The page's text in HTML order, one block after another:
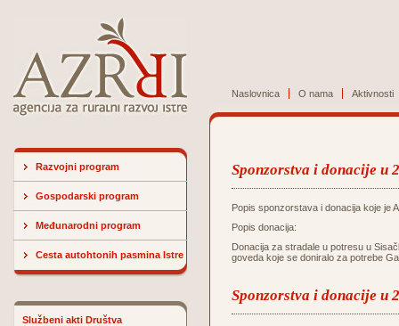
Naslovnica O nama Aktivnosti
Razvojni program
Gospodarski program
Međunarodni program
Cesta autohtonih pasmina Istre
Službeni akti Društva
Sponzorstva i donacije u
Popis sponzorstava i donacija koje je
Popis donacija:
Donacija za stradale u potresu u
goveda koje se doniralo za potrebe
Sponzorstva i donacije u